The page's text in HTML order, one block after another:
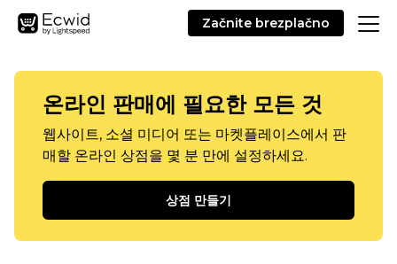
Začnite brezplačno
온라인 판매에 필요한 모든 것
웹사이트, 소셜 미디어 또는 마켓플레이스에서 판
매할 온라인 상점을 몇 분 만에 설정하세요.
상점 만들기